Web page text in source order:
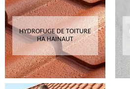
HYDROFUGE DE TOITURE
HA HAINAUT